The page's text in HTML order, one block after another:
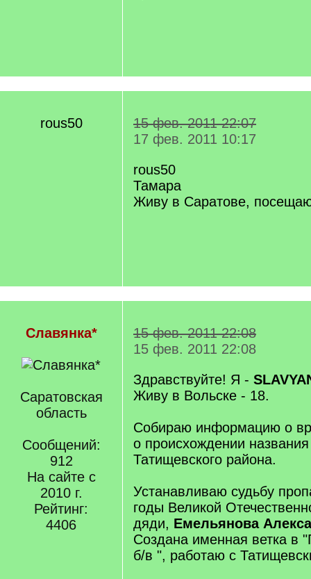
rous50
15 фев. 2011 22:07
17 фев. 2011 10:17
rous50
Тамара
Живу в Саратове,
Славянка*
Саратовская
область
Сообщений:
912
На сайте с
2010 г.
Рейтинг:
4406
15 фев. 2011 22:08
15 фев. 2011 22:08
Здравствуйте! Я -
Живу в Вольске - 18.
Собираю информацию о
о происхождении
Татищевского района.
Устанавливаю судьбу
годы Великой
дяди, Емельянова
Создана именная ветка в
б/в ", работаю с